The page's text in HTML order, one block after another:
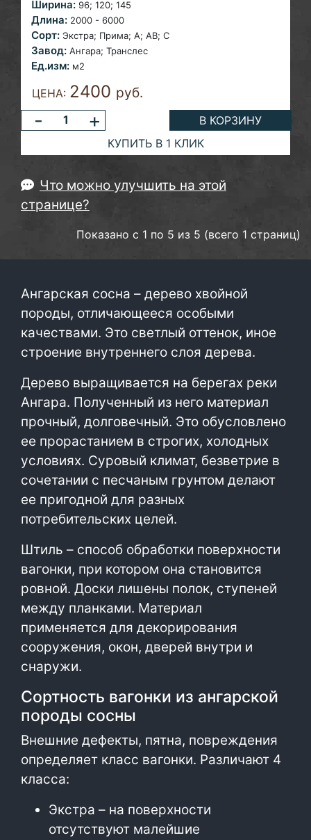
Ширина: 96; 120; 145
Длина: 2000 - 6000
Сорт: Экстра; Прима; A; AB; С
Завод: Ангара; Транслес
Ед.изм: м2
ЦЕНА: 2400 руб.
- +
В КОРЗИНУ
КУПИТЬ В 1 КЛИК
Что можно улучшить на этой
странице?
Показано с 1 по 5 из 5 (всего 1 страниц)
Ангарская сосна – дерево хвойной
породы, отличающееся особыми
качествами. Это светлый оттенок, иное
строение внутреннего слоя дерева.
Дерево выращивается на берегах реки
Ангара. Полученный из него материал
прочный, долговечный. Это обусловлено
ее прорастанием в строгих, холодных
условиях. Суровый климат, безветрие в
сочетании с песчаным грунтом делают
ее пригодной для разных
потребительских целей.
Штиль – способ обработки поверхности
вагонки, при котором она становится
ровной. Доски лишены полок, ступеней
между планками. Материал
применяется для декорирования
сооружения, окон, дверей внутри и
снаружи.
Сортность вагонки из ангарской
породы сосны
Внешние дефекты, пятна, повреждения
определяет класс вагонки. Различают 4
класса:
Экстра – на поверхности
отсутствуют малейшие